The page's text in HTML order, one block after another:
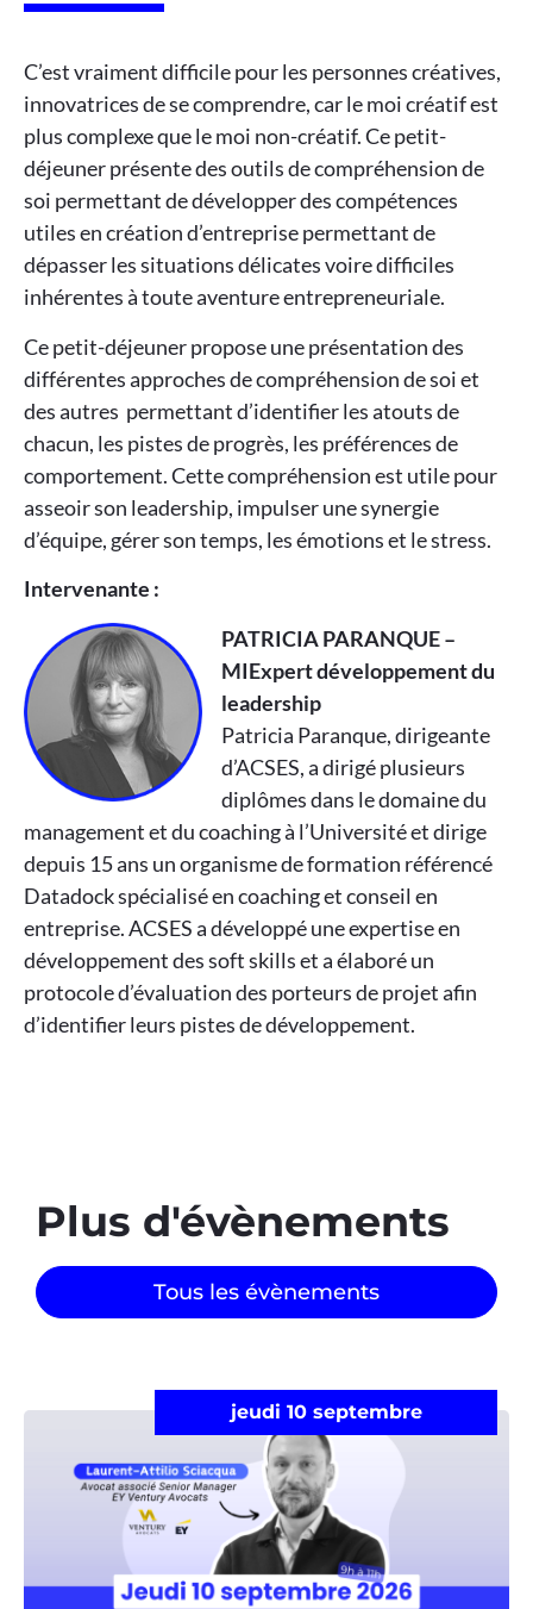
C’est vraiment difficile pour les personnes créatives,
innovatrices de se comprendre, car le moi créatif est
plus complexe que le moi non-créatif. Ce petit-
déjeuner présente des outils de compréhension de
soi permettant de développer des compétences
utiles en création d’entreprise permettant de
dépasser les situations délicates voire difficiles
inhérentes à toute aventure entrepreneuriale.
Ce petit-déjeuner propose une présentation des
différentes approches de compréhension de soi et
des autres permettant d’identifier les atouts de
chacun, les pistes de progrès, les préférences de
comportement. Cette compréhension est utile pour
asseoir son leadership, impulser une synergie
d’équipe, gérer son temps, les émotions et le stress.
Intervenante :
PATRICIA PARANQUE –
MIExpert développement du
leadership
Patricia Paranque, dirigeante
d’ACSES, a dirigé plusieurs
diplômes dans le domaine du
management et du coaching à l’Université et dirige
depuis 15 ans un organisme de formation référencé
Datadock spécialisé en coaching et conseil en
entreprise. ACSES a développé une expertise en
développement des soft skills et a élaboré un
protocole d’évaluation des porteurs de projet afin
d’identifier leurs pistes de développement.
Plus d'évènements​
Tous les évènements
jeudi 10 septembre